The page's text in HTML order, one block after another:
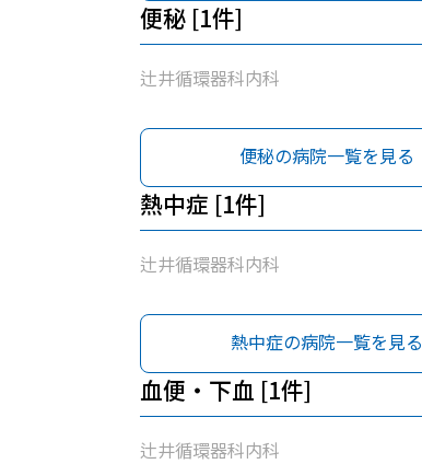
便秘 [1件]
辻井循環器科内科
便秘の病院一覧を見る
熱中症 [1件]
辻井循環器科内科
熱中症の病院一覧を見る
血便・下血 [1件]
辻井循環器科内科